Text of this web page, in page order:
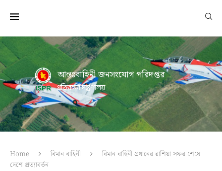
আন্তঃবাহিনী জনসংযোগ পরিদপ্তর
প্রতিরক্ষা মন্ত্রণালয়
Home বিমান বাহিনী
বিমান বাহিনী প্রধানের রাশিয়া সফর শেষে
দেশে প্রত্যাবর্তন